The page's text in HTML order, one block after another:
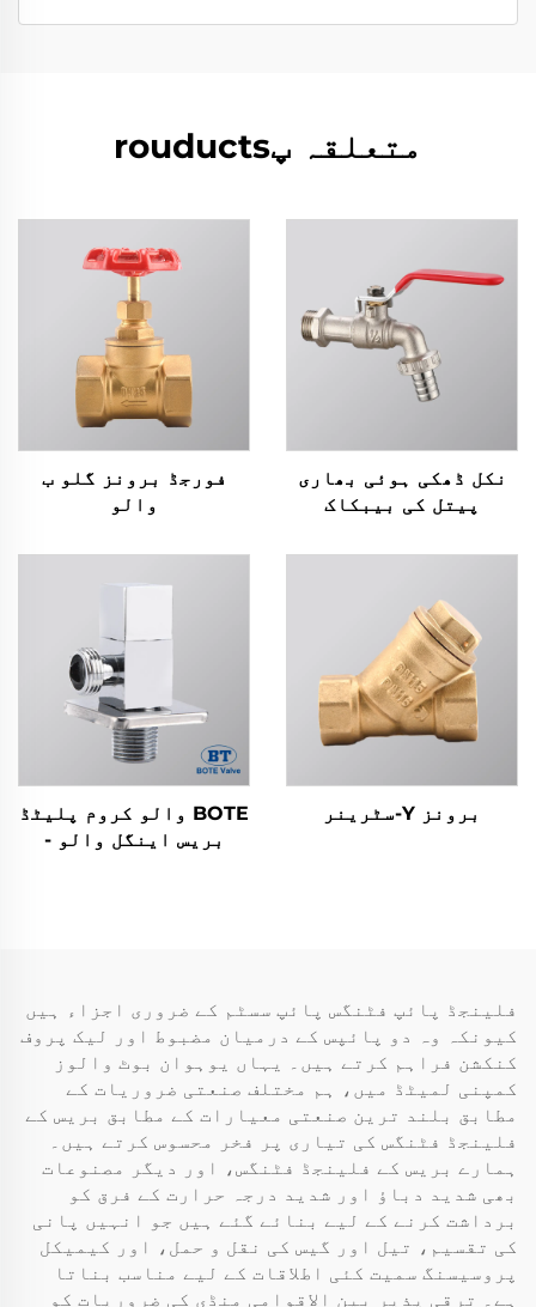
متعلقہ پrouducts
نکل ڈھکی ہوئی بھاری
پیتل کی بیبکاک
فورجڈ برونز گلو ب
والو
برونز Y-سٹرینر
BOTE والو کروم پلیٹڈ
بریس اینگل والو -
فلینجڈ پائپ فٹنگس پائپ سسٹم کے ضروری اجزاء ہیں
کیونکہ وہ دو پائپس کے درمیان مضبوط اور لیک پروف
کنکشن فراہم کرتے ہیں۔ یہاں یوہوان بوٹ والوز
کمپنی لمیٹڈ میں، ہم مختلف صنعتی ضروریات کے
مطابق بلند ترین صنعتی معیارات کے مطابق بریس کے
فلینجڈ فٹنگس کی تیاری پر فخر محسوس کرتے ہیں۔
ہمارے بریس کے فلینجڈ فٹنگس، اور دیگر مصنوعات
بھی شدید دباؤ اور شدید درجہ حرارت کے فرق کو
برداشت کرنے کے لیے بنائے گئے ہیں جو انہیں پانی
کی تقسیم، تیل اور گیس کی نقل و حمل، اور کیمیکل
پروسیسنگ سمیت کئی اطلاقات کے لیے مناسب بناتا
ہے۔ ترقی پذیر بین الاقوامی منڈی کی ضروریات کو